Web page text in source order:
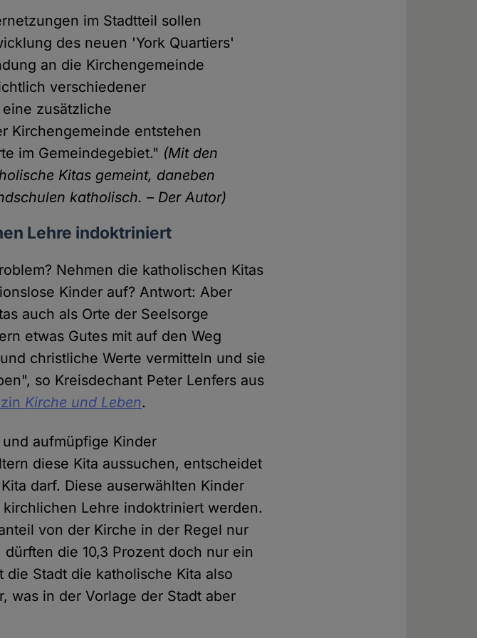
im Stadtteil sollen
des neuen 'York Quartiers'
an die Kirchengemeinde
verschiedener
zusätzliche
Kirchengemeinde entstehen
im Gemeindegebiet." (Mit den
Kitas gemeint, daneben
katholisch. – Der Autor)
Lehre indoktriniert
Nehmen die katholischen Kitas
Kinder auf? Antwort: Aber
auch als Orte der Seelsorge
etwas Gutes mit auf den Weg
christliche Werte vermitteln und sie
so Kreisdechant Peter Lenfers aus
Kirche und Leben.
aufmüpfige Kinder
diese Kita aussuchen, entscheidet
darf. Diese auserwählten Kinder
Lehre indoktriniert werden.
von der Kirche in der Regel nur
die 10,3 Prozent doch nur ein
Stadt die katholische Kita also
was in der Vorlage der Stadt aber